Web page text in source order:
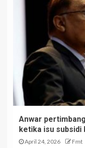
Anwar
ketika isu subsidi
April 24, 2026 Fmt